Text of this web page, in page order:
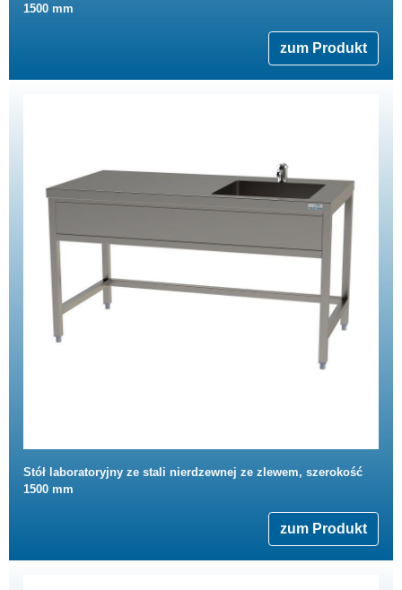
1500 mm
zum Produkt
Stół laboratoryjny ze stali nierdzewnej ze zlewem, szerokość
1500 mm
zum Produkt